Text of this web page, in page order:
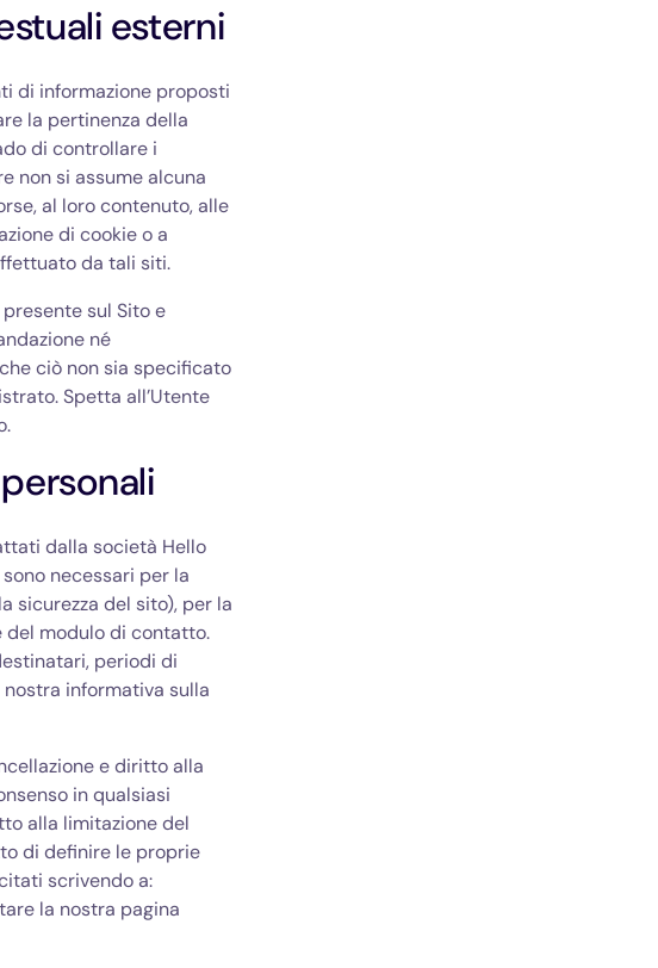
esterni
di informazione proposti
la pertinenza della
di controllare i
non si assume alcuna
al loro contenuto, alle
di cookie o a
da tali siti.
sul Sito e
né
ciò non sia specificato
Spetta all’Utente
dalla società Hello
necessari per la
sicurezza del sito), per la
del modulo di contatto.
periodi di
informativa sulla
e diritto alla
in qualsiasi
alla limitazione del
di definire le proprie
scrivendo a:
la nostra pagina